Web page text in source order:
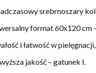
srebrnoszary
format 60x120 cm
i łatwość w pielęgnacji,
jakość – gatunek I.